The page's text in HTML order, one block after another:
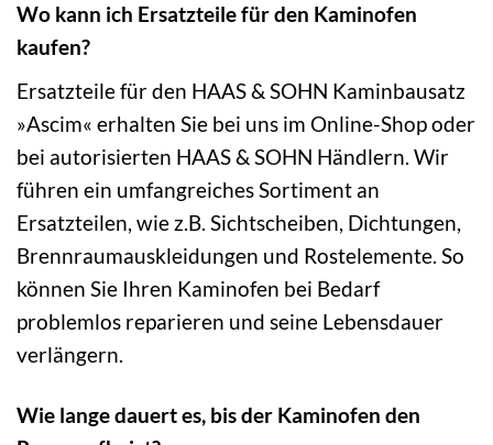
Wo kann ich Ersatzteile für den Kaminofen
kaufen?
Ersatzteile für den HAAS & SOHN Kaminbausatz
»Ascim« erhalten Sie bei uns im Online-Shop oder
bei autorisierten HAAS & SOHN Händlern. Wir
führen ein umfangreiches Sortiment an
Ersatzteilen, wie z.B. Sichtscheiben, Dichtungen,
Brennraumauskleidungen und Rostelemente. So
können Sie Ihren Kaminofen bei Bedarf
problemlos reparieren und seine Lebensdauer
verlängern.
Wie lange dauert es, bis der Kaminofen den